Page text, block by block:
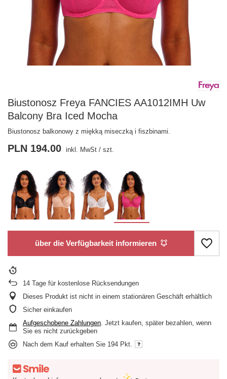
Biustonosz Freya FANCIES AA1012IMH Uw
Balcony Bra Iced Mocha
Biustonosz balkonowy z miękką miseczką i fiszbinami.
PLN 194.00 inkl. MwSt / szt.
über die Verfügbarkeit informieren
14 Tage für kostenlose Rücksendungen
Dieses Produkt ist nicht in einem stationären Geschäft erhältlich
Sicher einkaufen
Aufgeschobene Zahlungen . Jetzt kaufen, später bezahlen, wenn
Sie es nicht zurückgeben
Nach dem Kauf erhalten Sie 194 Pkt.